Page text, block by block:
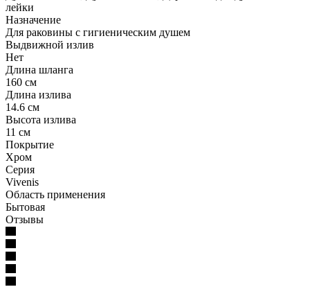
лейки
Назначение
Для раковины с гигиеническим душем
Выдвижной излив
Нет
Длина шланга
160 см
Длина излива
14.6 см
Высота излива
11 см
Покрытие
Хром
Серия
Vivenis
Область применения
Бытовая
Отзывы